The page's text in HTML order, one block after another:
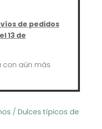
de pedidos
13 de
con aún más
/ Dulces típicos de